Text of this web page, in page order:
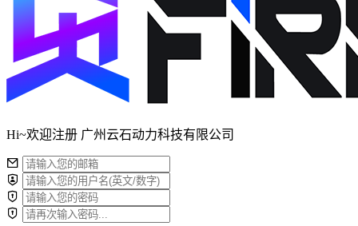
Hi~欢迎注册 广州云石动力科技有限公司